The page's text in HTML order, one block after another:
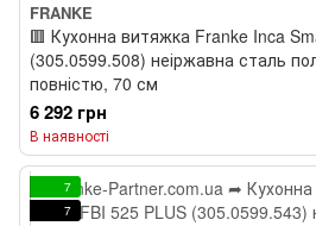
FRANKE
🟥 Кухонна витяжка Franke Inca
(305.0599.508) неіржавна сталь
повністю, 70 см
6 292 грн
В наявності
7
7